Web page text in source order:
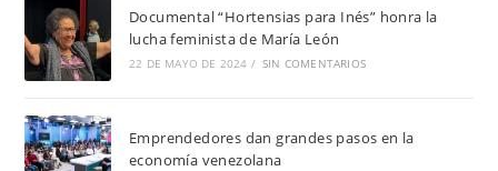
Documental “Hortensias para Inés” honra la
lucha feminista de María León
22 DE MAYO DE 2024 / SIN COMENTARIOS
Emprendedores dan grandes pasos en la
economía venezolana